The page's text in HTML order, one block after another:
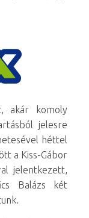
akár komoly
jelesre
héttel
a Kiss-Gábor
jelentkezett,
Balázs két